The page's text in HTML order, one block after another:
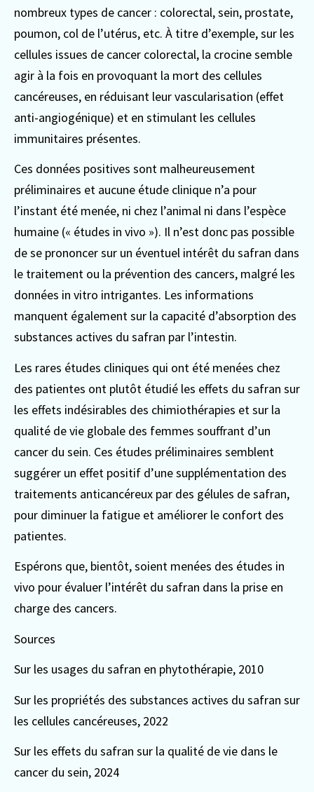
nombreux types de cancer : colorectal, sein, prostate,
poumon, col de l’utérus, etc. À titre d’exemple, sur les
cellules issues de cancer colorectal, la crocine semble
agir à la fois en provoquant la mort des cellules
cancéreuses, en réduisant leur vascularisation (effet
anti-angiogénique) et en stimulant les cellules
immunitaires présentes.
Ces données positives sont malheureusement
préliminaires et aucune étude clinique n’a pour
l’instant été menée, ni chez l’animal ni dans l’espèce
humaine (« études in vivo »). Il n’est donc pas possible
de se prononcer sur un éventuel intérêt du safran dans
le traitement ou la prévention des cancers, malgré les
données in vitro intrigantes. Les informations
manquent également sur la capacité d’absorption des
substances actives du safran par l’intestin.
Les rares études cliniques qui ont été menées chez
des patientes ont plutôt étudié les effets du safran sur
les effets indésirables des chimiothérapies et sur la
qualité de vie globale des femmes souffrant d’un
cancer du sein. Ces études préliminaires semblent
suggérer un effet positif d’une supplémentation des
traitements anticancéreux par des gélules de safran,
pour diminuer la fatigue et améliorer le confort des
patientes.
Espérons que, bientôt, soient menées des études in
vivo pour évaluer l’intérêt du safran dans la prise en
charge des cancers.
Sources
Sur les usages du safran en phytothérapie, 2010
Sur les propriétés des substances actives du safran sur
les cellules cancéreuses, 2022
Sur les effets du safran sur la qualité de vie dans le
cancer du sein, 2024